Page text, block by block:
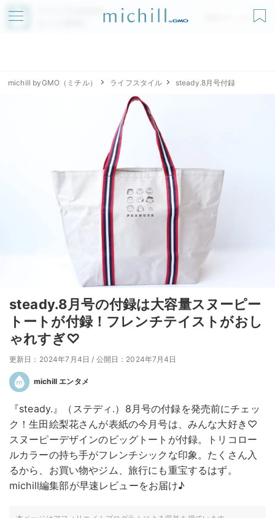
アプリでmichillが
無料ダウンロード
michill byGMO（ミチル） ライフスタイル steady.8月号付録
steady.8月号の付録は大容量スヌーピー
トートが付録！フレンチテイストがおし
ゃれすぎ♡
更新日：2024年7月4日 / 公開日：2024年7月4日
michill エンタメ
『steady.』（ステディ.）8月号の付録を発売前にチェッ
ク！生田絵梨花さんが表紙の今月号は、みんな大好き♡
スヌーピーデザインのビッグトートが付録。トリコロー
ルカラーの持ち手がフレンチシックな印象。たくさん入
るから、お買い物やジム、旅行にも重宝するはず。
michill編集部が早速レビューをお届け♪